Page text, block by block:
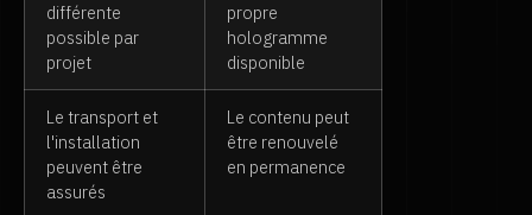
différente
possible par
projet
propre
hologramme
disponible
Le transport et
l'installation
peuvent être
assurés
Le contenu peut
être renouvelé
en permanence